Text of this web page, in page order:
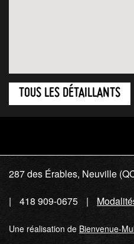
TOUS LES DÉTAILLANTS
287 des Érables, Neuville
418 909-0675
Une réalisation de Bienvenue-